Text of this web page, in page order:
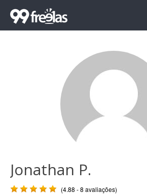
Jonathan P.
(4.88 - 8 avaliações)